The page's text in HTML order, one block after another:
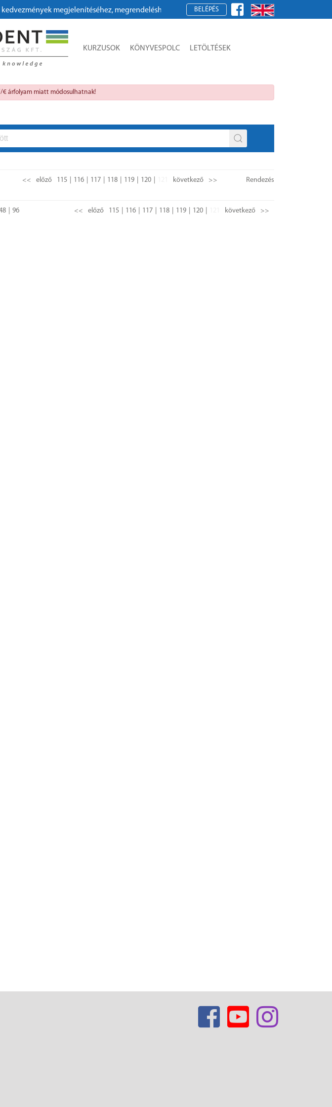
megrendeléshez kérjük, regisztráljon! BELÉPÉS
KURZUSOK KÖNYVESPOLC LETÖLTÉSEK
árfolyam miatt módosulhatnak!
<< előző 115 116 117 118 119 120 következő >> Rendezés
96 << előző 115 116 117 118 119 120 következő >>